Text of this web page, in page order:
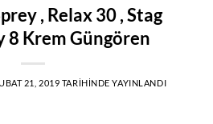
, Relax 30 , Stag
8 Krem Güngören
21, 2019 TARIHINDE YAYINLANDI